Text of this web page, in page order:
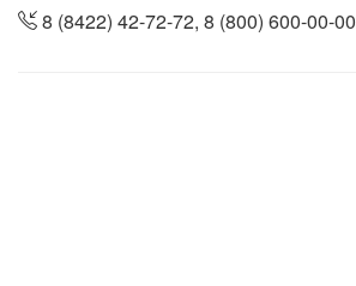
8 (8422) 42-72-72, 8 (800) 600-00-00